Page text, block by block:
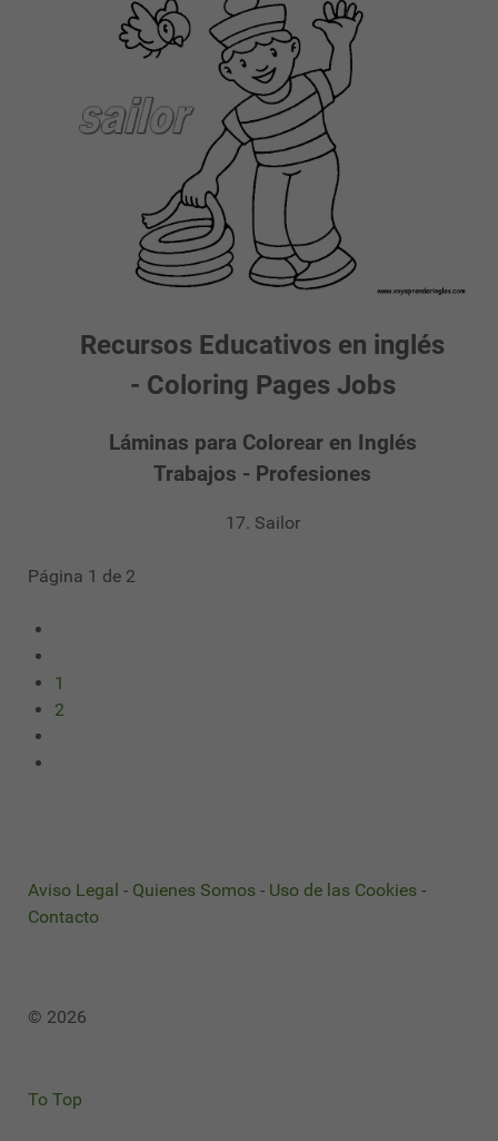
Recursos Educativos en inglés
- Coloring Pages Jobs
Láminas para Colorear en Inglés
Trabajos - Profesiones
17. Sailor
Página 1 de 2
1
2
Aviso Legal - Quienes Somos - Uso de las Cookies -
Contacto
© 2026
To Top